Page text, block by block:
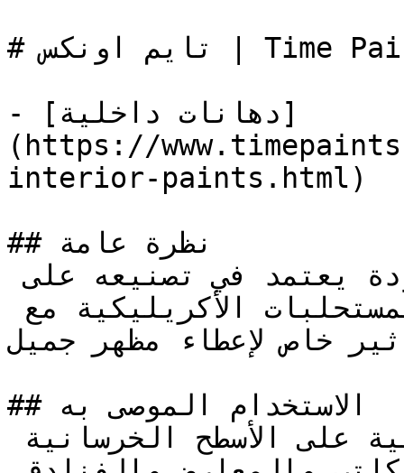
# تايم اونكس | Time Paints
- [دهانات داخلية]
(https://
interior-paints.html)
## نظرة عامة
دهان مائي ديكوري عالي الجودة يعتمد في تصنيعه على
خاص لإعطاء مظهر جميل.
## الاستخدام الموصى به